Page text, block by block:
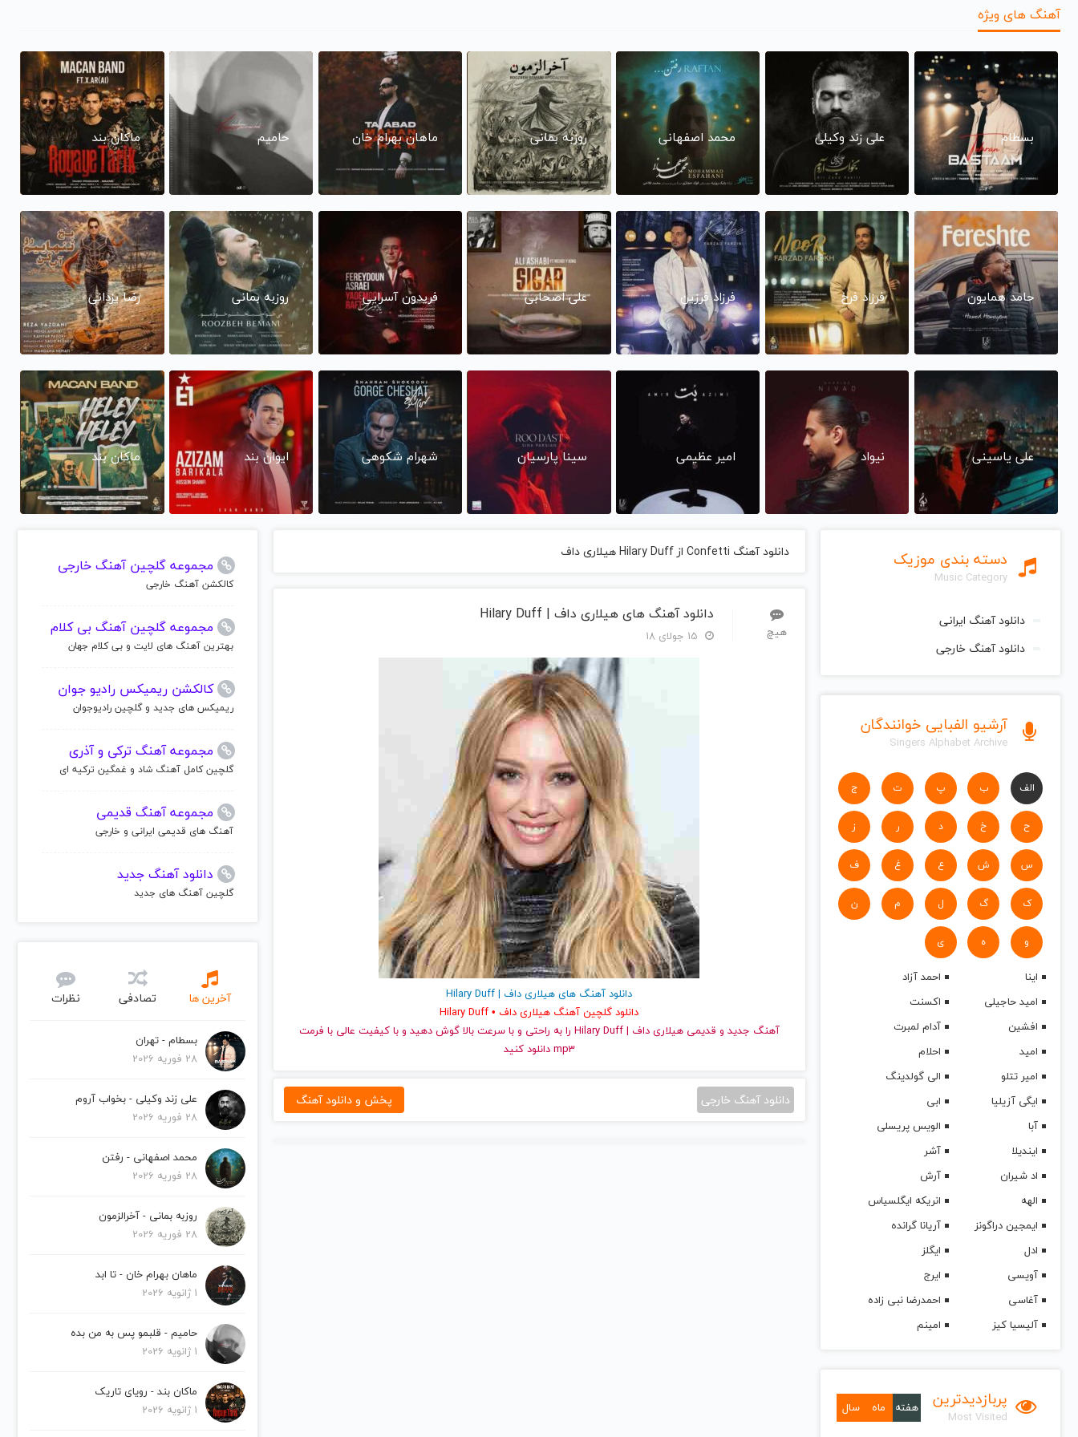
آهنگ های ویژه
بسطام علی زند وکیلی محمد اصفهانی روزبه بمانی ماهان بهرام خان حامیم ماکان بند
حامد همایون فرزاد فرخ فرزاد فرزین علی اصحابی فریدون آسرایی روزبه بمانی رضا یزدانی
علی یاسینی نیواد امیر عظیمی سینا پارسیان شهرام شکوهی ایوان بند ماکان بند
دسته بندی موزیک
Music Category
دانلود آهنگ ایرانی
دانلود آهنگ خارجی
آرشیو الفبایی خوانندگان
Singers Alphabet Archive
الف ب پ ت ج
ح خ د ر ز
س ش ع غ ف
ک گ ل م ن
و ه ی
اینا
احمد آزاد
امید حاجیلی
اکسنت
افشین
آدام لمبرت
امید
احلام
امیر تتلو
الی گولدینگ
ایگی آزیلیا
ابی
آبا
الویس پریسلی
ایندیلا
آشر
اد شیران
آرش
الهه
انریکه ایگلسیاس
ایمجین دراگونز
آریانا گرانده
ادل
ایگلز
آویسی
ایرج
آغاسی
احمدرضا نبی زاده
آلیسیا کیز
امینم
پربازدیدترین
Most Visited
هفته ماه سال
دانلود آهنگ Confetti از Hilary Duff هیلاری داف
هیچ
دانلود آهنگ های هیلاری داف | Hilary Duff
دانلود آهنگ های هیلاری داف | Hilary Duff
دانلود گلچین آهنگ هیلاری داف • Hilary Duff
آهنگ جدید
و قدیمی هیلاری داف | Hilary Duff را به راحتی و با سرعت بالا گوش دهید و با کیفیت عالی با فرمت
mp3 دانلود کنید
دانلود آهنگ خارجی پخش و دانلود آهنگ
مجموعه گلچین آهنگ خارجی
کالکشن آهنگ خارجی
مجموعه گلچین آهنگ بی کلام
بهترین آهنگ های لایت و بی کلام جهان
کالکشن ریمیکس رادیو جوان
ریمیکس های جدید و گلچین رادیوجوان
مجموعه آهنگ ترکی و آذری
گلچین کامل آهنگ شاد و غمگین ترکیه ای
مجموعه آهنگ قدیمی
آهنگ های قدیمی ایرانی و خارجی
دانلود آهنگ جدید
گلچین آهنگ های جدید
آخرین ها تصادفی نظرات
بسطام - تهران
28 فوریه 2026
علی زند وکیلی - بخواب آروم
28 فوریه 2026
محمد اصفهانی - رفتن
28 فوریه 2026
روزبه بمانی - آخرالزمون
28 فوریه 2026
ماهان بهرام خان - تا ابد
1 ژانویه 2026
حامیم - قلبمو پس به من بده
1 ژانویه 2026
ماکان بند - رویای تاریک
1 ژانویه 2026